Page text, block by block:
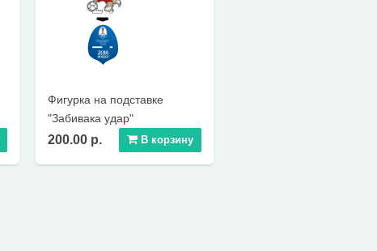
Фигурка на подставке
"Забивака удар"
200.00 р. В корзину